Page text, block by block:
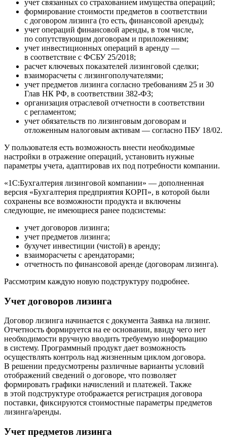
учет связанных со страхованием имущества операций;
формирование стоимости предметов в соответствии
с договором лизинга (то есть, финансовой аренды);
учет операций финансовой аренды, в том числе,
по сопутствующим договорам и приложениям;
учет инвестиционных операций в аренду —
в соответствие с ФСБУ 25/2018;
расчет ключевых показателей лизинговой сделки;
взаиморасчеты с лизингополучателями;
учет предметов лизинга согласно требованиям 25 и 30
Глав НК РФ, в соответствии 382-ФЗ;
организация отраслевой отчетности в соответствии
с регламентом;
учет обязательств по лизинговым договорам и
отложенным налоговым активам — согласно ПБУ 18/02.
У пользователя есть возможность внести необходимые
настройки в отражение операций, установить нужные
параметры учета, адаптировав их под потребности компании.
«1C:Бухгалтерия лизинговой компании» — дополненная
версия «Бухгалтерия предприятия КОРП», в которой были
сохранены все возможности продукта и включены
следующие, не имеющиеся ранее подсистемы:
учет договоров лизинга;
учет предметов лизинга;
бухучет инвестиции (чистой) в аренду;
взаиморасчеты с арендаторами;
отчетность по финансовой аренде (договорам лизинга).
Рассмотрим каждую новую подструктуру подробнее.
Учет договоров лизинга
Договор лизинга начинается с документа Заявка на лизинг.
Отчетность формируется на ее основании, ввиду чего нет
необходимости вручную вводить требуемую информацию
в систему. Программный продукт дает возможность
осуществлять контроль над жизненным циклом договора.
В решении предусмотрены различные варианты условий
отображений сведений о договоре, что позволяет
формировать графики начислений и платежей. Также
в этой подструктуре отображается регистрация договора
поставки, фиксируются стоимостные параметры предметов
лизинга/аренды.
Учет предметов лизинга